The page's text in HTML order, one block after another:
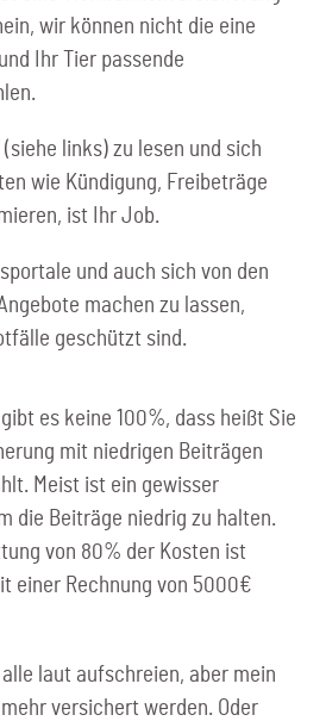
wir können nicht die eine
Ihr Tier passende
(siehe links) zu lesen und sich
wie Kündigung, Freibeträge
ist Ihr Job.
und auch sich von den
machen zu lassen,
geschützt sind.
es keine 100%, dass heißt Sie
mit niedrigen Beiträgen
Meist ist ein gewisser
die Beiträge niedrig zu halten.
von 80% der Kosten ist
einer Rechnung von 5000€
laut aufschreien, aber mein
versichert werden. Oder